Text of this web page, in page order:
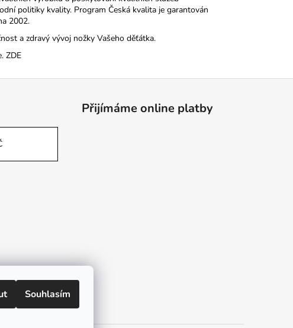
Souhlasím
politiky kvality. Program Česká kvalita je garantován
2002.
a zdravý vývoj nožky Vašeho děťátka.
ZDE
Přijímáme online platby